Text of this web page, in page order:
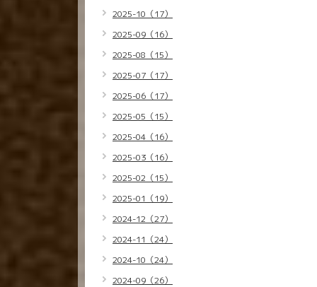
2025-10（17）
2025-09（16）
2025-08（15）
2025-07（17）
2025-06（17）
2025-05（15）
2025-04（16）
2025-03（16）
2025-02（15）
2025-01（19）
2024-12（27）
2024-11（24）
2024-10（24）
2024-09（26）